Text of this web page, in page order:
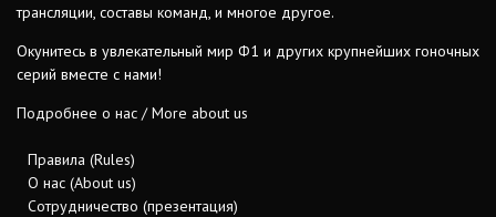
трансляции, составы команд, и многое другое.
Окунитесь в увлекательный мир Ф1 и других крупнейших гоночных
серий вместе с нами!
Подробнее о нас / More about us
Правила (Rules)
О нас (About us)
Сотрудничество (презентация)